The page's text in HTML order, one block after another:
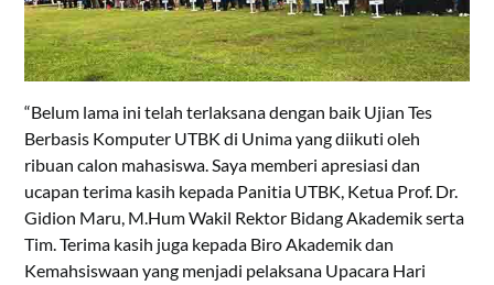
“Belum lama ini telah terlaksana dengan baik Ujian Tes
Berbasis Komputer UTBK di Unima yang diikuti oleh
ribuan calon mahasiswa. Saya memberi apresiasi dan
ucapan terima kasih kepada Panitia UTBK, Ketua Prof. Dr.
Gidion Maru, M.Hum Wakil Rektor Bidang Akademik serta
Tim. Terima kasih juga kepada Biro Akademik dan
Kemahsiswaan yang menjadi pelaksana Upacara Hari